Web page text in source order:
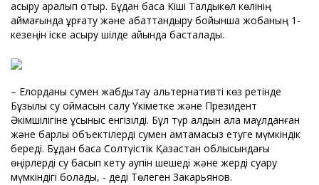
асыру қаралып отыр. Бұдан басқа Кіші Талдыкөл көлінің
аймағында құрғату және абаттандыру бойынша жобаның 1-
кезеңін іске асыру шілде айында басталады.
– Елорданы сумен жабдықтау альтернативті көз ретінде
Бұзылық су қоймасын салу Үкіметке және Президент
Әкімшілігіне ұсыныс енгізілді. Бұл түр алдын ала мақұлданған
және барлық объектілерді сумен қамтамасыз етуге мүмкіндік
береді. Бұдан басқа Солтүістік Қазақстан облысындағы
өңірлерді су басып кету қаупін шешеді және жерді суару
мүмкіндігі болады, - деді Төлеген Закарьянов.